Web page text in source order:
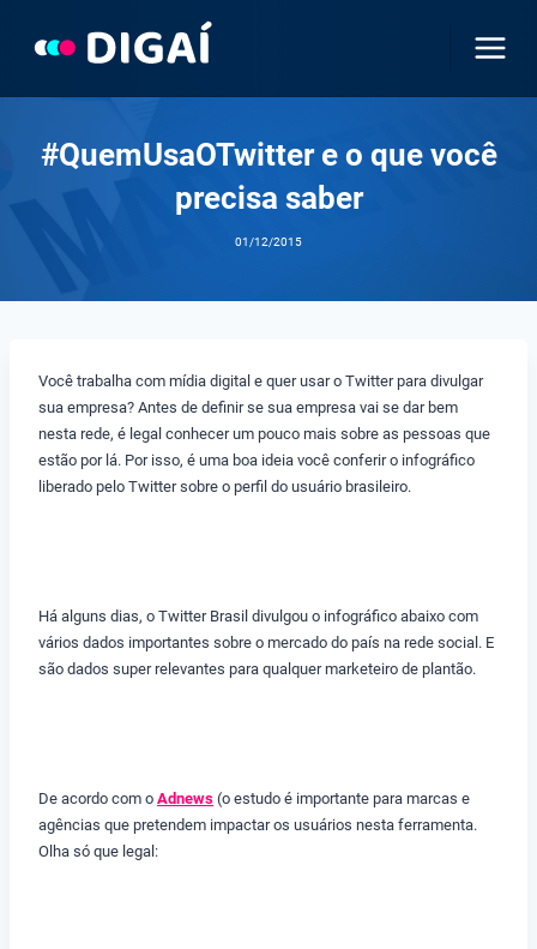
#QuemUsaOTwitter e o que você
precisa saber
01/12/2015
Você trabalha com mídia digital e quer usar o Twitter para divulgar
sua empresa? Antes de definir se sua empresa vai se dar bem
nesta rede, é legal conhecer um pouco mais sobre as pessoas que
estão por lá. Por isso, é uma boa ideia você conferir o infográfico
liberado pelo Twitter sobre o perfil do usuário brasileiro.
Há alguns dias, o Twitter Brasil divulgou o infográfico abaixo com
vários dados importantes sobre o mercado do país na rede social. E
são dados super relevantes para qualquer marketeiro de plantão.
De acordo com o Adnews (o estudo é importante para marcas e
agências que pretendem impactar os usuários nesta ferramenta.
Olha só que legal: